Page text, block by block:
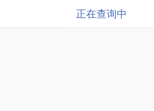
正在查询中